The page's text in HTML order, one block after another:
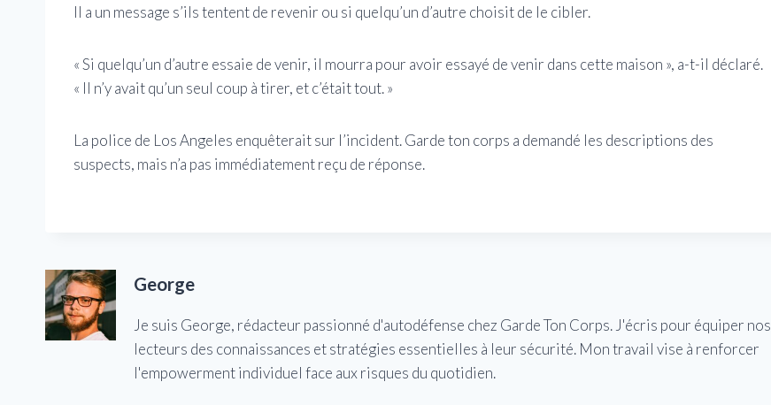
Il a un message s’ils tentent de revenir ou si quelqu’un d’autre choisit de le cibler.
« Si quelqu’un d’autre essaie de venir, il mourra pour avoir essayé de venir dans cette maison », a-t-il déclaré.
« Il n’y avait qu’un seul coup à tirer, et c’était tout. »
La police de Los Angeles enquêterait sur l’incident. Garde ton corps a demandé les descriptions des
suspects, mais n’a pas immédiatement reçu de réponse.
George
Je suis George, rédacteur passionné d'autodéfense chez Garde Ton Corps. J'écris pour équiper nos
lecteurs des connaissances et stratégies essentielles à leur sécurité. Mon travail vise à renforcer
l'empowerment individuel face aux risques du quotidien.